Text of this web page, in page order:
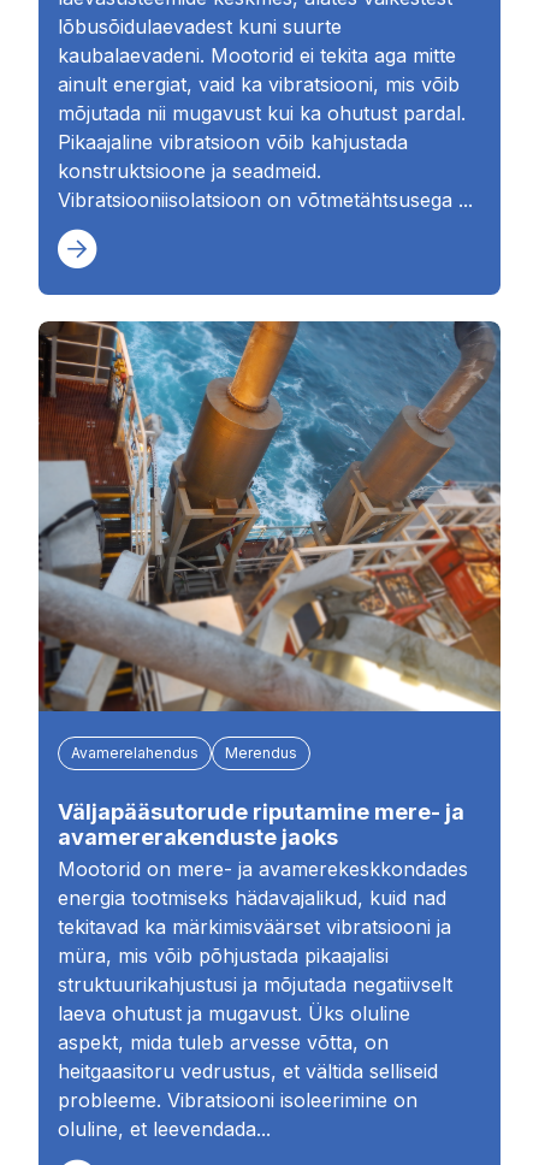
lõbusõidulaevadest kuni suurte
kaubalaevadeni. Mootorid ei tekita aga mitte
ainult energiat, vaid ka vibratsiooni, mis võib
mõjutada nii mugavust kui ka ohutust pardal.
Pikaajaline vibratsioon võib kahjustada
konstruktsioone ja seadmeid.
Vibratsiooniisolatsioon on võtmetähtsusega ...
Avamerelahendus Merendus
Väljapääsutorude riputamine mere- ja
avamererakenduste jaoks
Mootorid on mere- ja avamerekeskkondades
energia tootmiseks hädavajalikud, kuid nad
tekitavad ka märkimisväärset vibratsiooni ja
müra, mis võib põhjustada pikaajalisi
struktuurikahjustusi ja mõjutada negatiivselt
laeva ohutust ja mugavust. Üks oluline
aspekt, mida tuleb arvesse võtta, on
heitgaasitoru vedrustus, et vältida selliseid
probleeme. Vibratsiooni isoleerimine on
oluline, et leevendada...